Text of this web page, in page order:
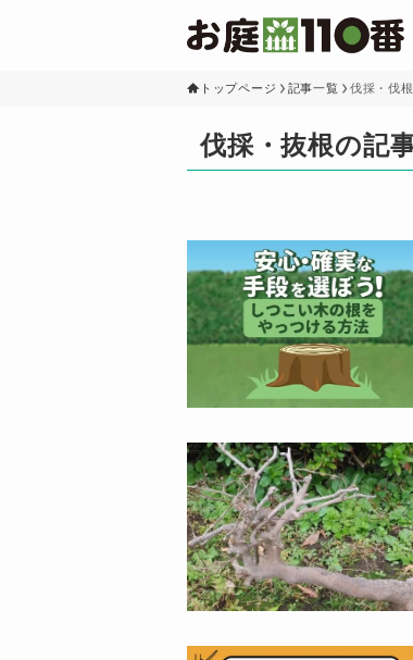
トップページ 記事一覧 伐採・伐根
伐採・抜根の記